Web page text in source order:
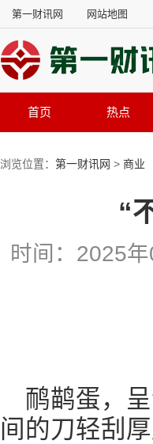
第一财讯网 网站地图
首页 热点
浏览位置： 第一财讯网 > 商业
“
时间：2025
鸸鹋蛋，
间的刀轻刮